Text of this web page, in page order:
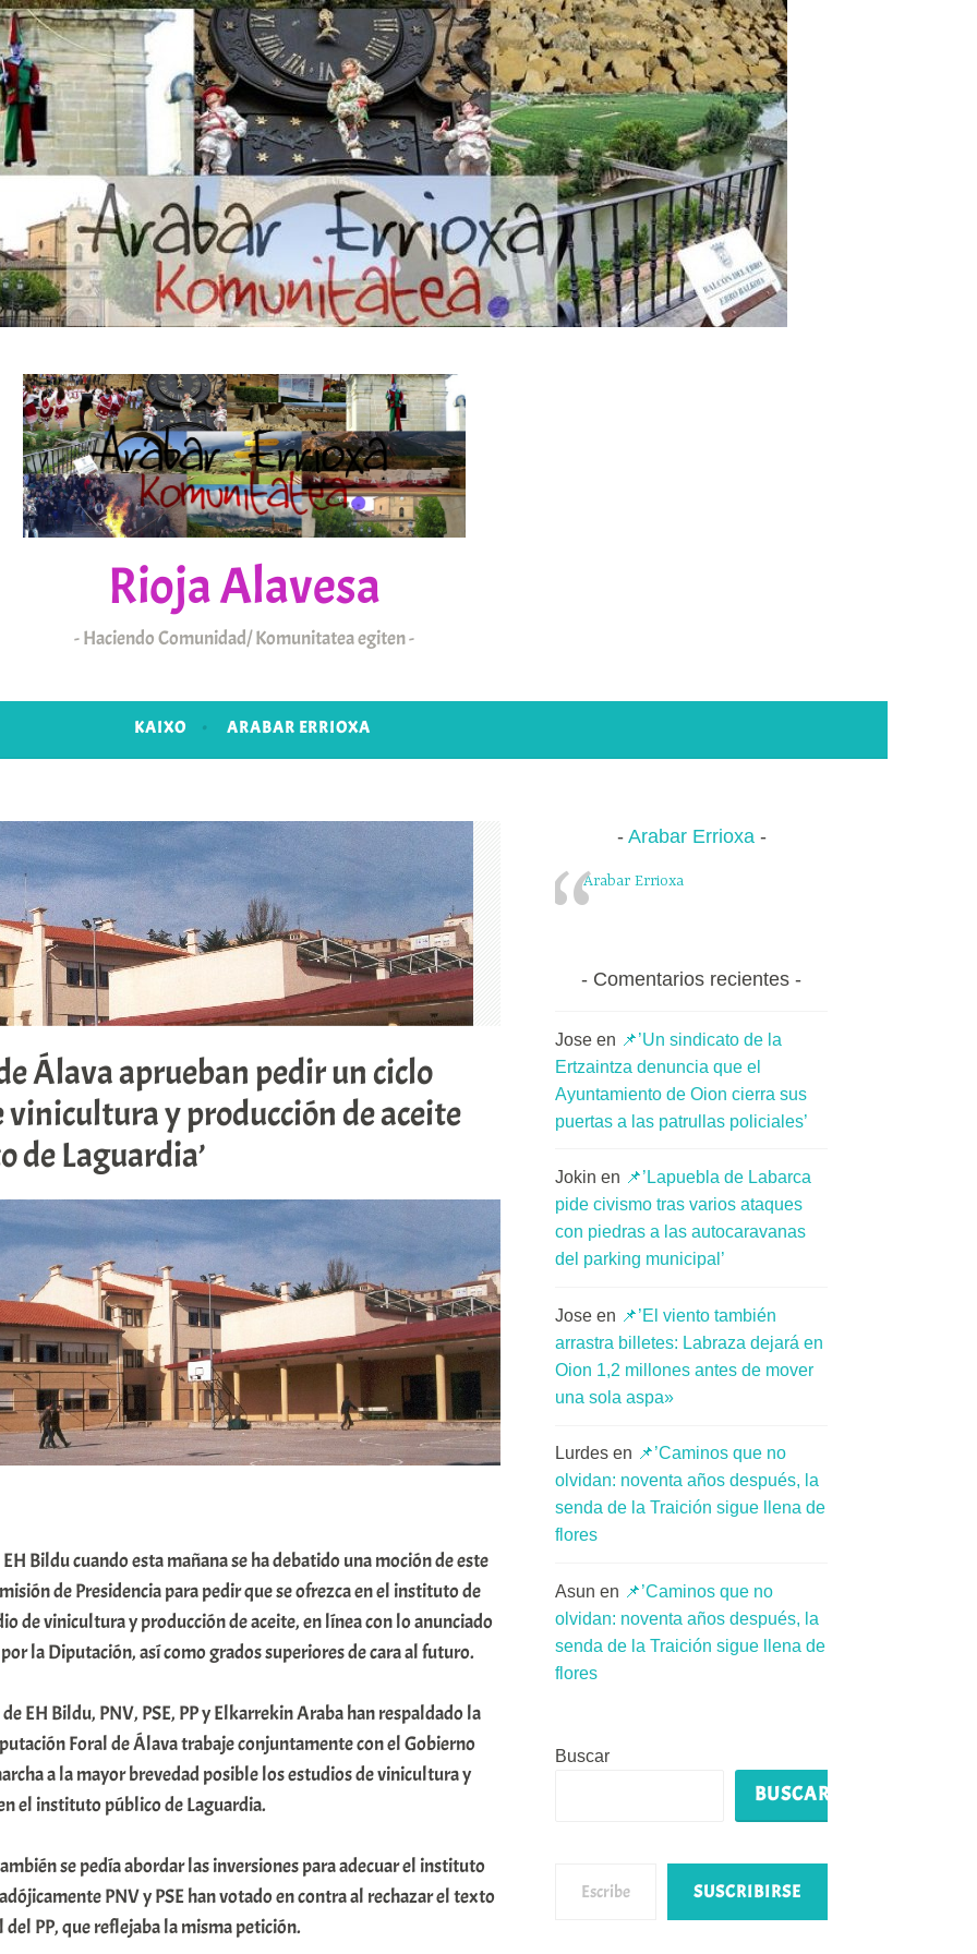
Rioja Alavesa
Haciendo Comunidad/ Komunitatea egiten
KAIXO ARABAR ERRIOXA
Álava aprueban pedir un ciclo
y producción de aceite
de Laguardia’
Bildu cuando esta mañana se ha debatido una moción de este
de Presidencia para pedir que se ofrezca en el instituto de
de vinicultura y producción de aceite, en línea con lo anunciado
la Diputación, así como grados superiores de cara al futuro.
EH Bildu, PNV, PSE, PP y Elkarrekin Araba han respaldado la
Foral de Álava trabaje conjuntamente con el Gobierno
a la mayor brevedad posible los estudios de vinicultura y
el instituto público de Laguardia.
se pedía abordar las inversiones para adecuar el instituto
PNV y PSE han votado en contra al rechazar el texto
del PP, que reflejaba la misma petición.
Arabar Errioxa
Arabar Errioxa
Comentarios recientes
Jose en 📌’Un sindicato de la
Ertzaintza denuncia que el
Ayuntamiento de Oion cierra sus
puertas a las patrullas policiales’
Jokin en 📌’Lapuebla de Labarca
pide civismo tras varios ataques
con piedras a las autocaravanas
del parking municipal’
Jose en 📌’El viento también
arrastra billetes: Labraza dejará en
Oion 1,2 millones antes de mover
una sola aspa»
Lurdes en 📌’Caminos que no
olvidan: noventa años después, la
senda de la Traición sigue llena de
flores
Asun en 📌’Caminos que no
olvidan: noventa años después, la
senda de la Traición sigue llena de
flores
Buscar
BUSCAR
SUSCRIBIRSE